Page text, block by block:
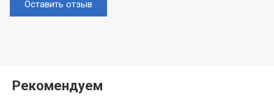
Оставить отзыв
Рекомендуем